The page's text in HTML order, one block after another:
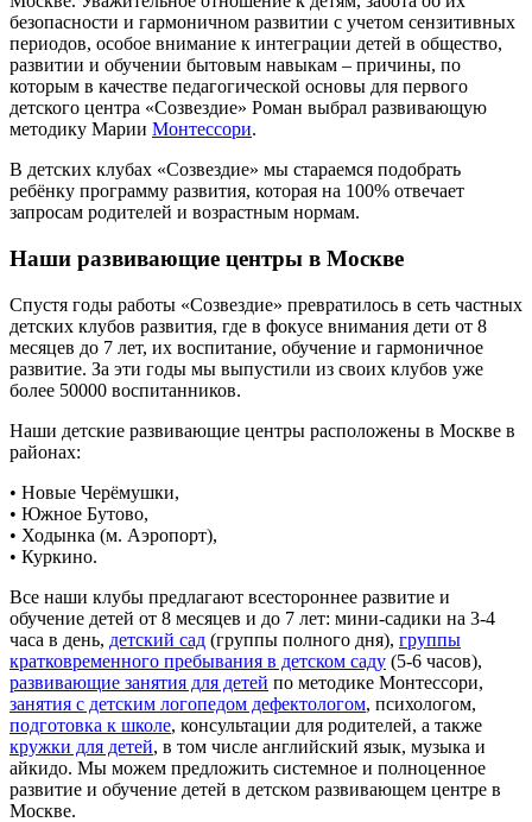
безопасности и гармоничном развитии с учетом сензитивных
периодов, особое внимание к интеграции детей в общество,
развитии и обучении бытовым навыкам – причины, по
которым в качестве педагогической основы для первого
детского центра «Созвездие» Роман выбрал развивающую
методику Марии Монтессори.
В детских клубах «Созвездие» мы стараемся подобрать
ребёнку программу развития, которая на 100% отвечает
запросам родителей и возрастным нормам.
Наши развивающие центры в Москве
Спустя годы работы «Созвездие» превратилось в сеть частных
детских клубов развития, где в фокусе внимания дети от 8
месяцев до 7 лет, их воспитание, обучение и гармоничное
развитие. За эти годы мы выпустили из своих клубов уже
более 50000 воспитанников.
Наши детские развивающие центры расположены в Москве в
районах:
• Новые Черёмушки,
• Южное Бутово,
• Ходынка (м. Аэропорт),
• Куркино.
Все наши клубы предлагают всестороннее развитие и
обучение детей от 8 месяцев и до 7 лет: мини-садики на 3-4
часа в день, детский сад (группы полного дня), группы
кратковременного пребывания в детском саду (5-6 часов),
развивающие занятия для детей по методике Монтессори,
занятия с детским логопедом дефектологом, психологом,
подготовка к школе, консультации для родителей, а также
кружки для детей, в том числе английский язык, музыка и
айкидо. Мы можем предложить системное и полноценное
развитие и обучение детей в детском развивающем центре в
Москве.